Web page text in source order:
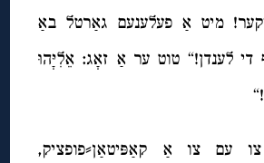
מיט אַ פעלענעם גאַרטל באַ
די לענדן!“ טוט ער אַ זאָג: אֵלִיָּהוּ
עם צו אַ קאַפּיטאַן⸗פופציק,